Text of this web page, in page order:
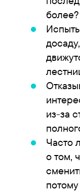
более?
из-за
Часто
о том,